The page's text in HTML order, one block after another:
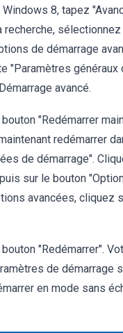
8, tapez
sélectionnez
de démarrage
"Paramètres généraux
avancé.
"Redémarrer
redémarrer
de démarrage".
sur le bouton
avancées, cliquez
"Redémarrer".
de démarrage
en mode sans